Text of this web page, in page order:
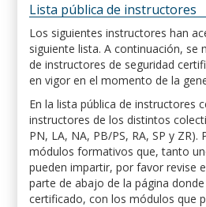
Lista pública de instructores
Los siguientes instructores han
siguiente lista. A continuación, se
de instructores de seguridad
en vigor en el momento de la
En la lista pública de instructores
instructores de los distintos
PN, LA, NA, PB/PS, RA, SP y ZR).
módulos formativos que, tanto
pueden impartir, por favor revise
parte de abajo de la página
certificado, con los módulos que